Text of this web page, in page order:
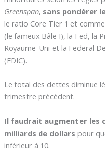
Greenspan, sans pondérer
le ratio Core Tier 1 et
(le fameux Bâle I), la Fed, la
Royaume-Uni et la Federal
(FDIC).
Le total des dettes diminue
trimestre précédent.
Il faudrait augmenter les
milliards de dollars pour
inférieur à 10.